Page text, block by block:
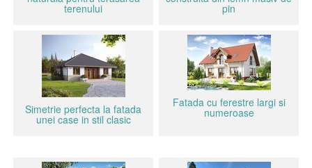
terenului pin
Simetrie perfecta la fatada
unei case in stil clasic
Fatada cu ferestre largi si
numeroase